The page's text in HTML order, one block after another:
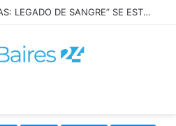
LA PELÍCULA “MALVINAS: LEGADO DE SANGRE” SE ESTRENARÁ EN PRIME VIDEO